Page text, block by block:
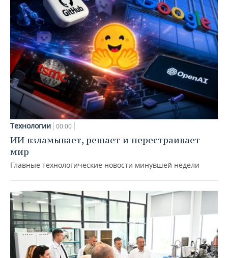
Технологии 00:00
ИИ взламывает, решает и перестраивает
мир
Главные технологические новости минувшей недели